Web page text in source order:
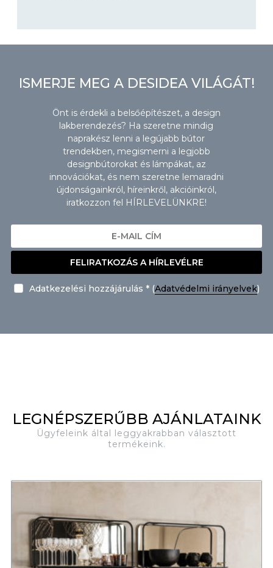
ISMERJE MEG A DESIDEA VILÁGÁT!
Önt is érdekli a belsőépítészet, a design
lakberendezés? Ha szeretne mindig
naprakész lenni a legújabb bútor
trendekben, megismerni a legjobb
designbútorokat és lámpákat, az
innovációkat, és nem szeretne lemaradni
újdonságainkról, híreinkről, akcióinkról,
iratkozzon fel HÍRLEVELÜNKRE!
FELIRATKOZÁS A HÍRLEVÉLRE
Adatkezelési hozzájárulás * (Adatvédelmi irányelvek)
LEGNÉPSZERŰBB AJÁNLATAINK
Ügyfeleink által leggyakrabban választott
termékeink.